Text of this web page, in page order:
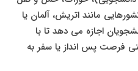
مانند اتریش، آلمان یا
اجازه می دهد تا با
فرصت پس انداز یا سفر به